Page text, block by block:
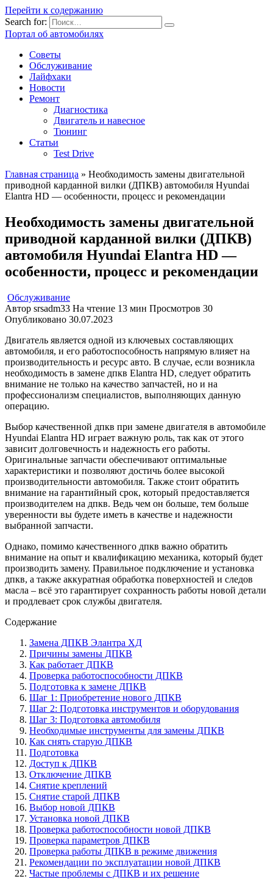
Перейти к содержанию
Search for:
Портал об автомобилях
Советы
Обслуживание
Лайфхаки
Новости
Ремонт
Диагностика
Двигатель и навесное
Тюнинг
Статьи
Test Drive
Главная страница » Необходимость замены двигательной
приводной карданной вилки (ДПКВ) автомобиля Hyundai
Elantra HD — особенности, процесс и рекомендации
Необходимость замены двигательной
приводной карданной вилки (ДПКВ)
автомобиля Hyundai Elantra HD —
особенности, процесс и рекомендации
Обслуживание
Автор srsadm33 На чтение 13 мин Просмотров 30
Опубликовано 30.07.2023
Двигатель является одной из ключевых составляющих
автомобиля, и его работоспособность напрямую влияет на
производительность и ресурс авто. В случае, если возникла
необходимость в замене дпкв Elantra HD, следует обратить
внимание не только на качество запчастей, но и на
профессионализм специалистов, выполняющих данную
операцию.
Выбор качественной дпкв при замене двигателя в автомобиле
Hyundai Elantra HD играет важную роль, так как от этого
зависит долговечность и надежность его работы.
Оригинальные запчасти обеспечивают оптимальные
характеристики и позволяют достичь более высокой
производительности автомобиля. Также стоит обратить
внимание на гарантийный срок, который предоставляется
производителем на дпкв. Ведь чем он больше, тем больше
уверенности вы будете иметь в качестве и надежности
выбранной запчасти.
Однако, помимо качественного дпкв важно обратить
внимание на опыт и квалификацию механика, который будет
производить замену. Правильное подключение и установка
дпкв, а также аккуратная обработка поверхностей и следов
масла – всё это гарантирует сохранность работы новой детали
и продлевает срок службы двигателя.
Содержание
Замена ДПКВ Элантра ХД
Причины замены ДПКВ
Как работает ДПКВ
Проверка работоспособности ДПКВ
Подготовка к замене ДПКВ
Шаг 1: Приобретение нового ДПКВ
Шаг 2: Подготовка инструментов и оборудования
Шаг 3: Подготовка автомобиля
Необходимые инструменты для замены ДПКВ
Как снять старую ДПКВ
Подготовка
Доступ к ДПКВ
Отключение ДПКВ
Снятие креплений
Снятие старой ДПКВ
Выбор новой ДПКВ
Установка новой ДПКВ
Проверка работоспособности новой ДПКВ
Проверка параметров ДПКВ
Проверка работы ДПКВ в режиме движения
Рекомендации по эксплуатации новой ДПКВ
Частые проблемы с ДПКВ и их решение